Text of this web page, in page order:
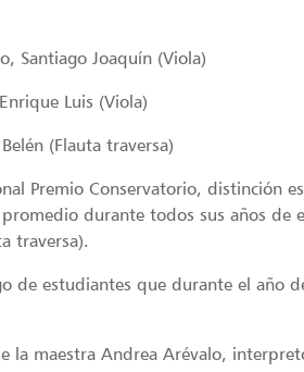
Santiago Joaquín (Viola)
Luis (Viola)
(Flauta traversa)
Premio Conservatorio, distinción
durante todos sus años de
traversa).
de estudiantes que durante el año
la maestra Andrea Arévalo,